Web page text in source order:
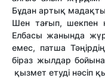
Бұдан артық
Шен тағып, шекпен
Елбасы жанында
емес, патша
біраз жылдар
қызмет етуді нәсіп